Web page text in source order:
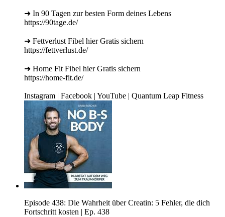
➜ In 90 Tagen zur besten Form deines Lebens
https://90tage.de/
➜ Fettverlust Fibel hier Gratis sichern
https://fettverlust.de/
➜ Home Fit Fibel hier Gratis sichern
https://home-fit.de/
Instagram | Facebook | YouTube | Quantum Leap Fitness
Episode 438: Die Wahrheit über Creatin: 5 Fehler, die dich
Fortschritt kosten | Ep. 438